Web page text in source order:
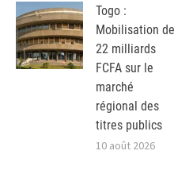
Togo :
Mobilisation de
22 milliards
FCFA sur le
marché
régional des
titres publics
10 août 2026